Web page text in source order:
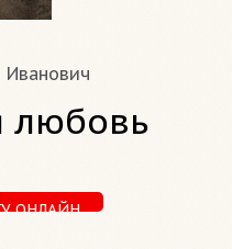
любовь
ОНЛАЙН